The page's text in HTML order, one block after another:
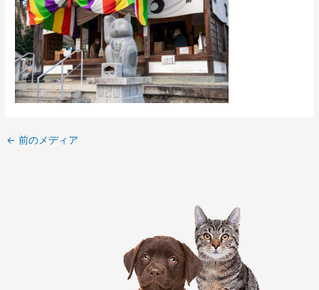
← 前のメディア